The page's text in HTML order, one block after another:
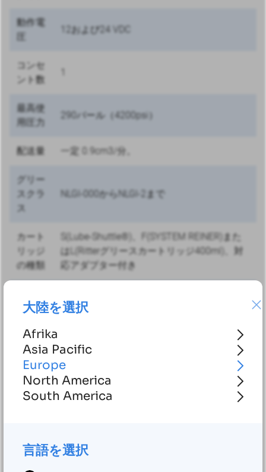
大陸を選択
Afrika
Asia Pacific
Europe
North America
South America
言語を選択
動作電
12および24 VDC
コンセ
ント数
最高使
用圧力
290バール（4200psi）
配送量 一定 0.9cm3/分。
グリー
スクラ
ス
NLGI-000からNLGI-2まで
カート
リッジ
の種類
S(Lube-Shuttle®)、F(SYSTEM REINER)また
はL(Ritterグリースカートリッジ400ml)、対
応アダプター付き
度
潤滑剤により-25～+70 °C (-13～158 °F)
ハウジ
ング素
材
高強度プラスチック
保護等
IP6K9K
ード
制御、連続運転